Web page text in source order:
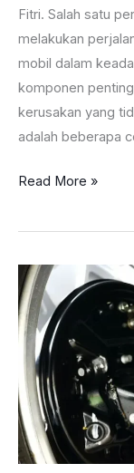
Fitri. Salah satu
melakukan
mobil dalam
komponen
kerusakan yang
adalah beberapa
Cek
Komponen
Ini
Sebelum
Mudik!
Read More »